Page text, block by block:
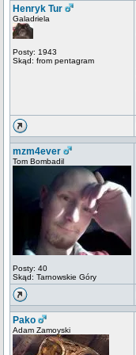
Henryk Tur
Galadriela
Posty: 1943
Skąd: from pentagram
mzm4ever
Tom Bombadil
Posty: 40
Skąd: Tarnowskie Góry
Pako
Adam Zamoyski